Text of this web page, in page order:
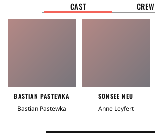
CAST CREW
BASTIAN PASTEWKA
Bastian Pastewka
SONSEE NEU
Anne Leyfert